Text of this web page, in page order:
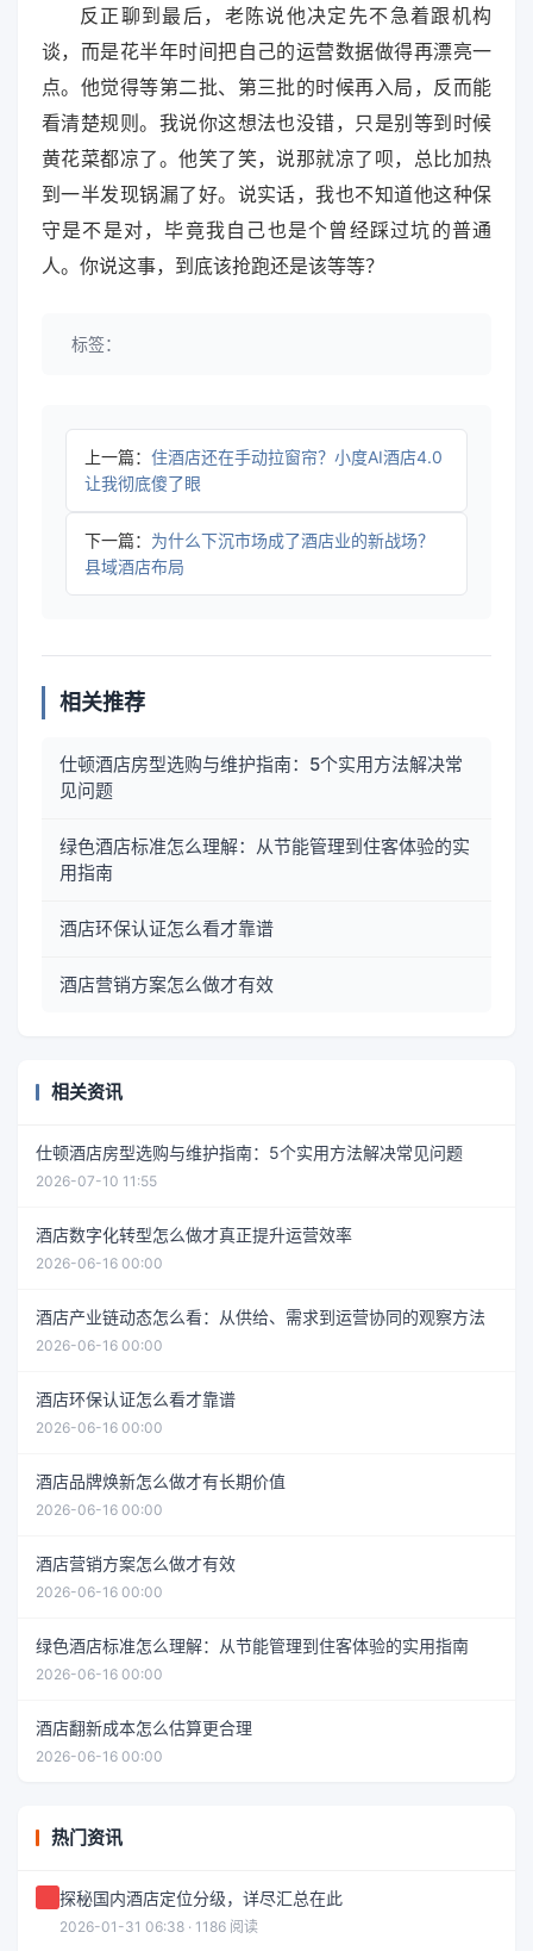
反正聊到最后，老陈说他决定先不急着跟机构
谈，而是花半年时间把自己的运营数据做得再漂亮一
点。他觉得等第二批、第三批的时候再入局，反而能
看清楚规则。我说你这想法也没错，只是别等到时候
黄花菜都凉了。他笑了笑，说那就凉了呗，总比加热
到一半发现锅漏了好。说实话，我也不知道他这种保
守是不是对，毕竟我自己也是个曾经踩过坑的普通
人。你说这事，到底该抢跑还是该等等？
标签：
上一篇： 住酒店还在手动拉窗帘？小度AI酒店4.0
让我彻底傻了眼
下一篇： 为什么下沉市场成了酒店业的新战场？
县域酒店布局
相关推荐
仕顿酒店房型选购与维护指南：5个实用方法解决常
见问题
绿色酒店标准怎么理解：从节能管理到住客体验的实
用指南
酒店环保认证怎么看才靠谱
酒店营销方案怎么做才有效
相关资讯
仕顿酒店房型选购与维护指南：5个实用方法解决常见问题
2026-07-10 11:55
酒店数字化转型怎么做才真正提升运营效率
2026-06-16 00:00
酒店产业链动态怎么看：从供给、需求到运营协同的观察方法
2026-06-16 00:00
酒店环保认证怎么看才靠谱
2026-06-16 00:00
酒店品牌焕新怎么做才有长期价值
2026-06-16 00:00
酒店营销方案怎么做才有效
2026-06-16 00:00
绿色酒店标准怎么理解：从节能管理到住客体验的实用指南
2026-06-16 00:00
酒店翻新成本怎么估算更合理
2026-06-16 00:00
热门资讯
探秘国内酒店定位分级，详尽汇总在此
2026-01-31 06:38 · 1186 阅读